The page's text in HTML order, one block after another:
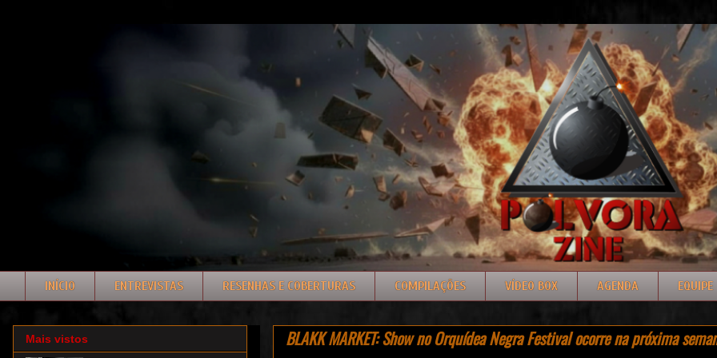
INÍCIO ENTREVISTAS RESENHAS E COBERTURAS COMPILAÇÕES VÍDEO BOX AGENDA EQUIPE
BLAKK MARKET: Show no Orquídea Negra Festival ocorre na próxima
Mais vistos